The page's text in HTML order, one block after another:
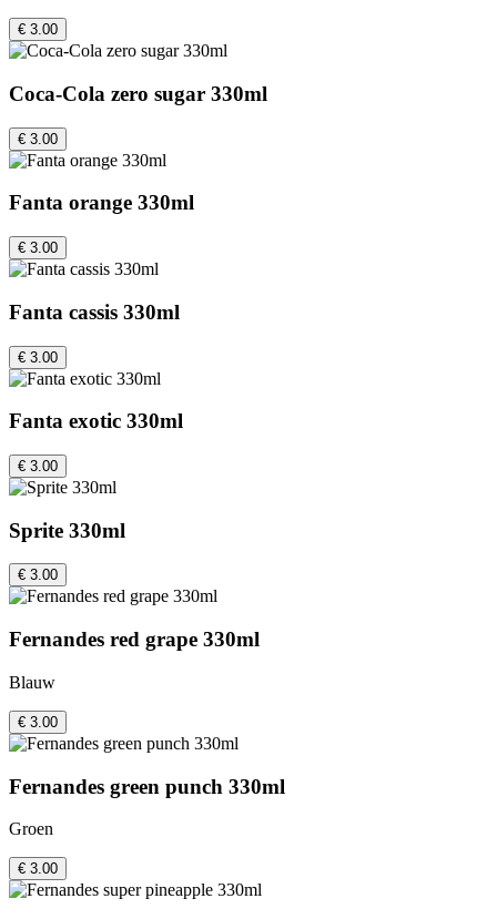
€ 3.00
Coca-Cola zero sugar 330ml
€ 3.00
Fanta orange 330ml
€ 3.00
Fanta cassis 330ml
€ 3.00
Fanta exotic 330ml
€ 3.00
Sprite 330ml
€ 3.00
Fernandes red grape 330ml
Blauw
€ 3.00
Fernandes green punch 330ml
Groen
€ 3.00